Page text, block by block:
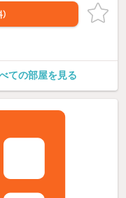
ての部屋を見る